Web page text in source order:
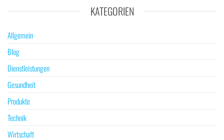
KATEGORIEN
Allgemein
Blog
Dienstleistungen
Gesundheit
Produkte
Technik
Wirtschaft